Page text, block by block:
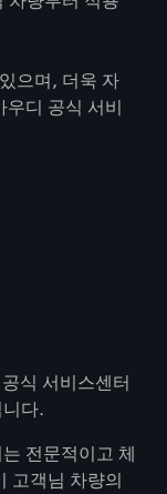
으며, 더욱 자
디 공식 서비
식 서비스센터
다.
전문적이고 체
고객님 차량의